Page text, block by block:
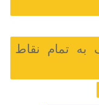
تمام نقاط